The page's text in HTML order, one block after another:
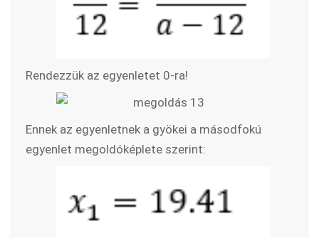
Rendezzük az egyenletet 0-ra!
Ennek az egyenletnek a gyökei a másodfokú
egyenlet megoldóképlete szerint: